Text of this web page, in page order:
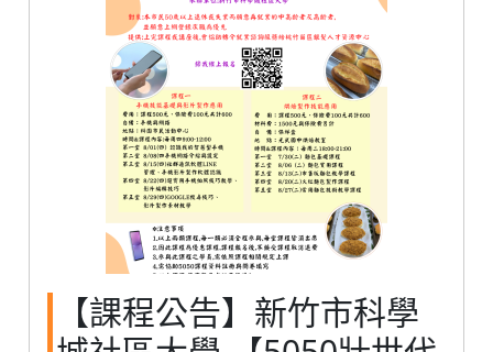
【課程公告】新竹市科學